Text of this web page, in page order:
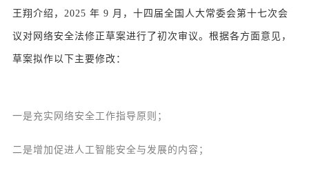
王翔介绍，2025 年 9 月，十四届全国人大常委会第十七次会
议对网络安全法修正草案进行了初次审议。根据各方面意见，
草案拟作以下主要修改：
一是充实网络安全工作指导原则；
二是增加促进人工智能安全与发展的内容；